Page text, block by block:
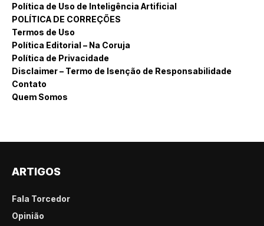
Política de Uso de Inteligência Artificial
POLÍTICA DE CORREÇÕES
Termos de Uso
Política Editorial – Na Coruja
Política de Privacidade
Disclaimer – Termo de Isenção de Responsabilidade
Contato
Quem Somos
ARTIGOS
Fala Torcedor
Opinião